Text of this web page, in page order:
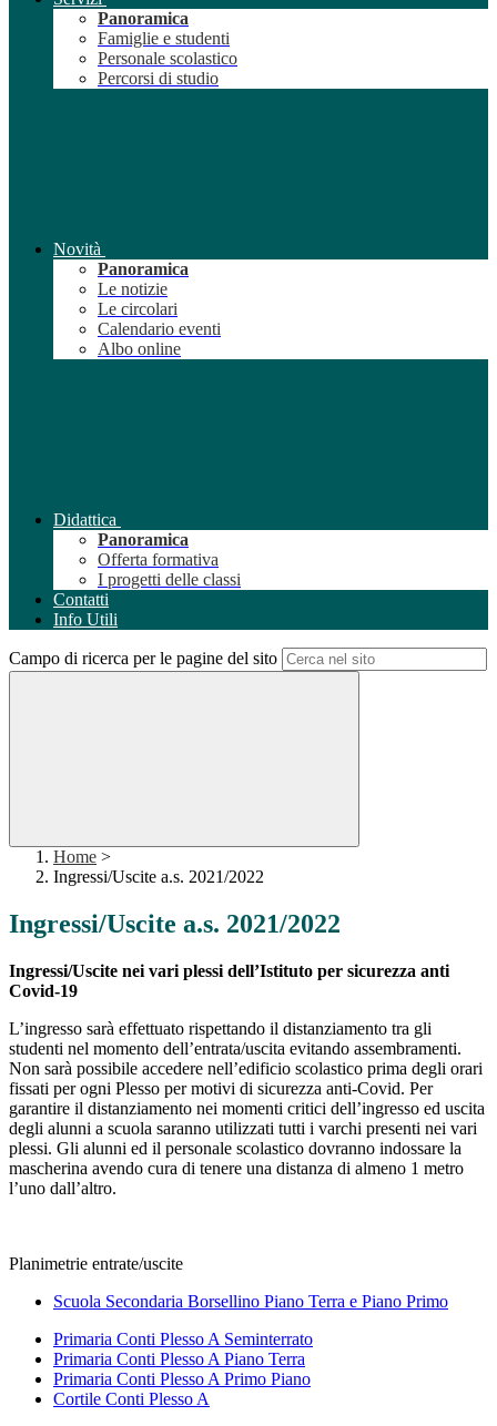
Panoramica
Famiglie e studenti
Personale scolastico
Percorsi di studio
Novità
Panoramica
Le notizie
Le circolari
Calendario eventi
Albo online
Didattica
Panoramica
Offerta formativa
I progetti delle classi
Contatti
Info Utili
Campo di ricerca per le pagine del sito
Home >
Ingressi/Uscite a.s. 2021/2022
Ingressi/Uscite a.s. 2021/2022
Ingressi/Uscite nei vari plessi dell’Istituto per sicurezza anti
Covid-19
L’ingresso sarà effettuato rispettando il distanziamento tra gli
studenti nel momento dell’entrata/uscita evitando assembramenti.
Non sarà possibile accedere nell’edificio scolastico prima degli orari
fissati per ogni Plesso per motivi di sicurezza anti-Covid. Per
garantire il distanziamento nei momenti critici dell’ingresso ed uscita
degli alunni a scuola saranno utilizzati tutti i varchi presenti nei vari
plessi. Gli alunni ed il personale scolastico dovranno indossare la
mascherina avendo cura di tenere una distanza di almeno 1 metro
l’uno dall’altro.
Planimetrie entrate/uscite
Scuola Secondaria Borsellino Piano Terra e Piano Primo
Primaria Conti Plesso A Seminterrato
Primaria Conti Plesso A Piano Terra
Primaria Conti Plesso A Primo Piano
Cortile Conti Plesso A